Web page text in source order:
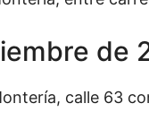
de
calle 63